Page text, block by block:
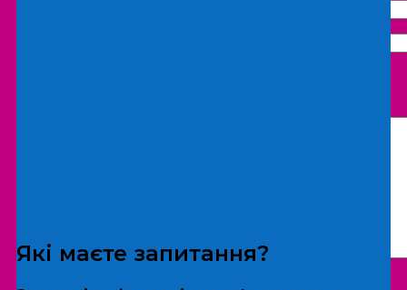
Які маєте запитання?